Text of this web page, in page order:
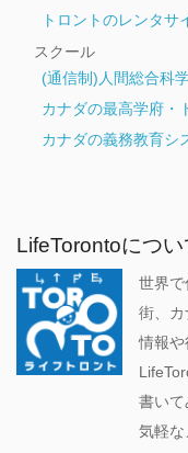
トロントのレンタ
スクール
(通信制)人間総合科
カナダの最高学府・
カナダの義務教育シ
LifeTorontoについ
世界で
街、
情報や
書いて
気軽な